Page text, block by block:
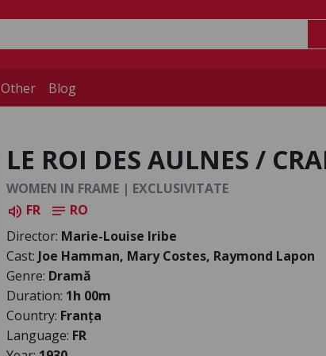
Other Blog
LE ROI DES AULNES /
WOMEN IN FRAME | EXCLUSIVITATE
volume_up FR notes RO
Director: Marie-Louise Iribe
Cast: Joe Hamman, Mary Costes, Raymond Lapon
Genre: Dramă
Duration: 1h 00m
Country: Franța
Language: FR